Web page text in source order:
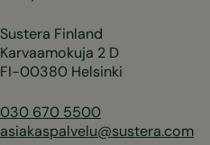
Sustera Finland
Karvaamokuja 2 D
FI-00380 Helsinki
030 670 5500
asiakaspalvelu@sustera.com